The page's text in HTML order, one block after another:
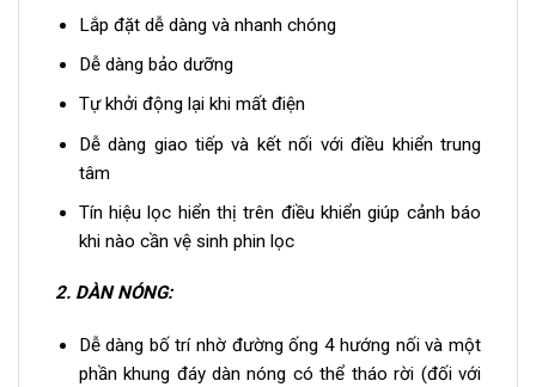
Lắp đặt dễ dàng và nhanh chóng
Dễ dàng bảo dưỡng
Tự khởi động lại khi mất điện
Dễ dàng giao tiếp và kết nối với điều khiển trung
tâm
Tín hiệu lọc hiển thị trên điều khiển giúp cảnh báo
khi nào cần vệ sinh phin lọc
2. DÀN NÓNG:
Dễ dàng bố trí nhờ đường ống 4 hướng nối và một
phần khung đáy dàn nóng có thể tháo rời (đối với